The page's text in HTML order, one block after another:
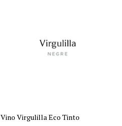
Vino Virgulilla Eco Tinto